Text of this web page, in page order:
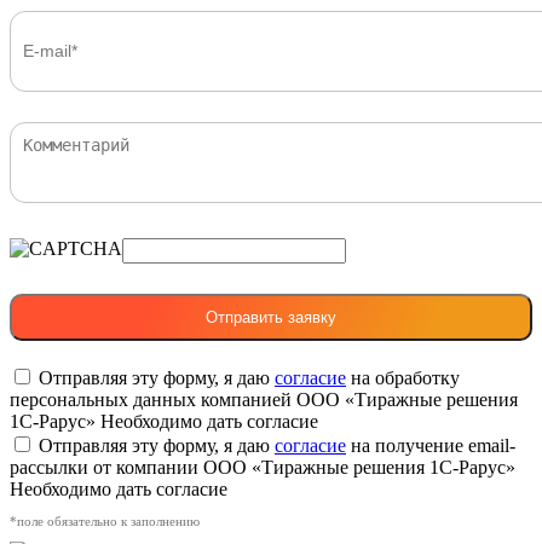
Отправляя эту форму, я даю согласие на обработку
персональных данных компанией ООО «Тиражные решения
1С-Рарус» Необходимо дать согласие
Отправляя эту форму, я даю согласие на получение email-
рассылки от компании ООО «Тиражные решения 1С-Рарус»
Необходимо дать согласие
*поле обязательно к заполнению